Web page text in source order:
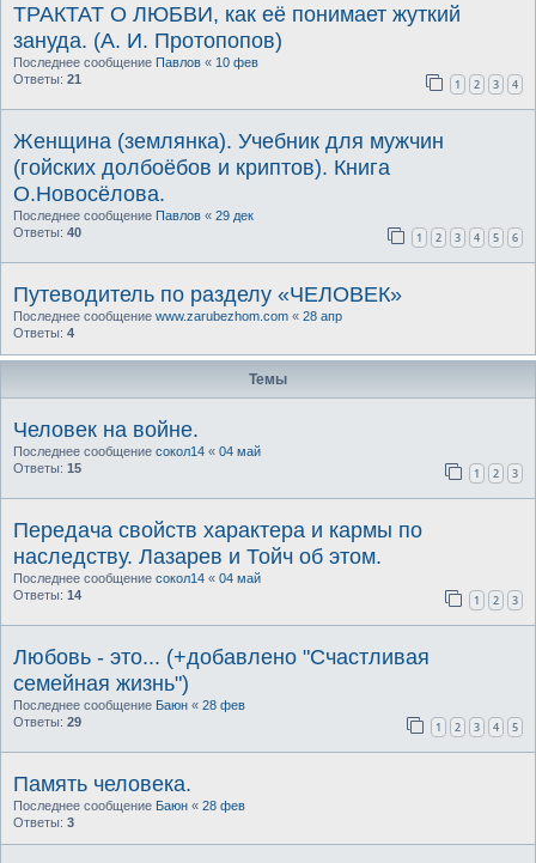
ТРАКТАТ О ЛЮБВИ, как её понимает жуткий
зануда. (А. И. Протопопов)
Последнее сообщение Павлов « 10 фев
Ответы: 21 1 2 3 4
Женщина (землянка). Учебник для мужчин
(гойских долбоёбов и криптов). Книга
О.Новосёлова.
Последнее сообщение Павлов « 29 дек
Ответы: 40 1 2 3 4 5 6
Путеводитель по разделу «ЧЕЛОВЕК»
Последнее сообщение www.zarubezhom.com « 28 апр
Ответы: 4
Темы
Человек на войне.
Последнее сообщение сокол14 « 04 май
Ответы: 15 1 2 3
Передача свойств характера и кармы по
наследству. Лазарев и Тойч об этом.
Последнее сообщение сокол14 « 04 май
Ответы: 14 1 2 3
Любовь - это... (+добавлено "Счастливая
семейная жизнь")
Последнее сообщение Баюн « 28 фев
Ответы: 29 1 2 3 4 5
Память человека.
Последнее сообщение Баюн « 28 фев
Ответы: 3